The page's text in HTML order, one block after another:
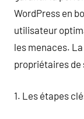
WordPress en
utilisateur
les menaces.
propriétaires de
1. Les étapes